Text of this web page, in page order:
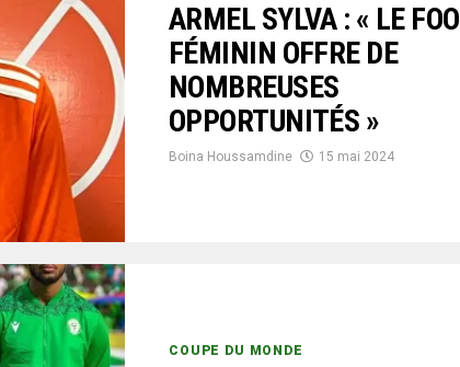
ARMEL SYLVA : « LE
FÉMININ OFFRE DE
NOMBREUSES
OPPORTUNITÉS »
Boina Houssamdine 15 mai 2024
COUPE DU MONDE